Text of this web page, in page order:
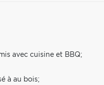
avec cuisine et BBQ;
à au bois;